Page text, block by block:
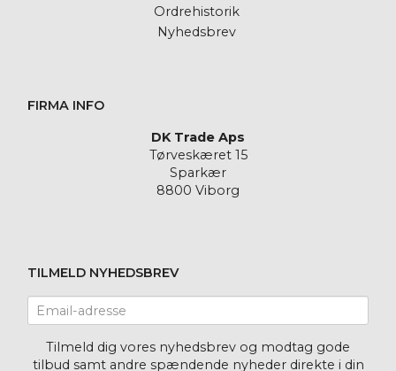
Ordrehistorik
Nyhedsbrev
FIRMA INFO
DK Trade Aps
Tørveskæret 15
Sparkær
8800 Viborg
TILMELD NYHEDSBREV
adresse
Tilmeld dig vores nyhedsbrev og modtag gode
tilbud samt andre spændende nyheder direkte i din